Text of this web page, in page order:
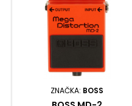
ZNAČKA: BOSS